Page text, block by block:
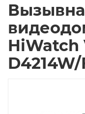
HiWatch